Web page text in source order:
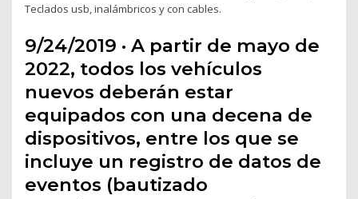
Teclados usb, inalámbricos y con cables.
9/24/2019 · A partir de mayo de
2022, todos los vehículos
nuevos deberán estar
equipados con una decena de
dispositivos, entre los que se
incluye un registro de datos de
eventos (bautizado